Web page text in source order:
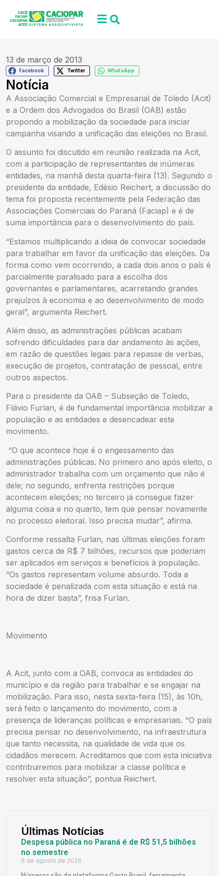
13 de março de 2013
Facebook Twitter WhatsApp
Notícia
A Associação Comercial e Empresarial de Toledo (Acit)
e a Ordem dos Advogados do Brasil (OAB) estão
propondo a mobilização da sociedade para iniciar
campanha visando a unificação das eleições no Brasil.
O assunto foi discutido em reunião realizada na Acit,
com a participação de representantes de inúmeras
entidades, na manhã desta quarta-feira (13). Segundo o
presidente da entidade, Edésio Reichert, a discussão do
tema foi proposta recentemente pela Federação das
Associações Comerciais do Paraná (Faciap) e é de
suma importância para o desenvolvimento do país.
“Estamos multiplicando a ideia de convocar sociedade
para trabalhar em favor da unificação das eleições. Da
forma como vem ocorrendo, a cada dois anos o país é
parcialmente paralisado para a escolha dos
governantes e parlamentares, acarretando grandes
prejuízos à economia e ao desenvolvimento de modo
geral”, argumenta Reichert.
Além disso, as administrações públicas acabam
sofrendo dificuldades para dar andamento às ações,
em razão de questões legais para repasse de verbas,
execução de projetos, contratação de pessoal, entre
outros aspectos.
Para o presidente da OAB – Subseção de Toledo,
Flávio Furlan, é de fundamental importância mobilizar a
população e as entidades e desencadear este
movimento.
“O que acontece hoje é o engessamento das
administrações públicas. No primeiro ano após eleito, o
administrador trabalha com um orçamento que não é
dele; no segundo, enfrenta restrições porque
acontecem eleições; no terceiro já consegue fazer
alguma coisa e no quarto, tem que pensar novamente
no processo eleitoral. Isso precisa mudar”, afirma.
Conforme ressalta Furlan, nas últimas eleições foram
gastos cerca de R$ 7 bilhões, recursos que poderiam
ser aplicados em serviços e benefícios à população.
“Os gastos representam volume absurdo. Toda a
sociedade é penalizada com esta situação e está na
hora de dizer basta”, frisa Furlan.
Movimento
A Acit, junto com a OAB, convoca as entidades do
município e da região para trabalhar e se engajar na
mobilização. Para isso, nesta sexta-feira (15), às 10h,
será feito o lançamento do movimento, com a
presença de lideranças políticas e empresariais. “O país
precisa pensar no desenvolvimento, na infraestrutura
que tanto necessita, na qualidade de vida que os
cidadãos merecem. Acreditamos que com esta iniciativa
contribuiremos para mobilizar a classe política e
resolver esta situação”, pontua Reichert.
Últimas Notícias
Despesa pública no Paraná é de R$ 51,5 bilhões
no semestre
6 de agosto de 2026